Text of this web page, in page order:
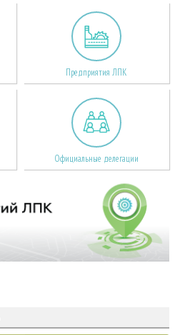
Предприятия ЛПК
Официальные делегации